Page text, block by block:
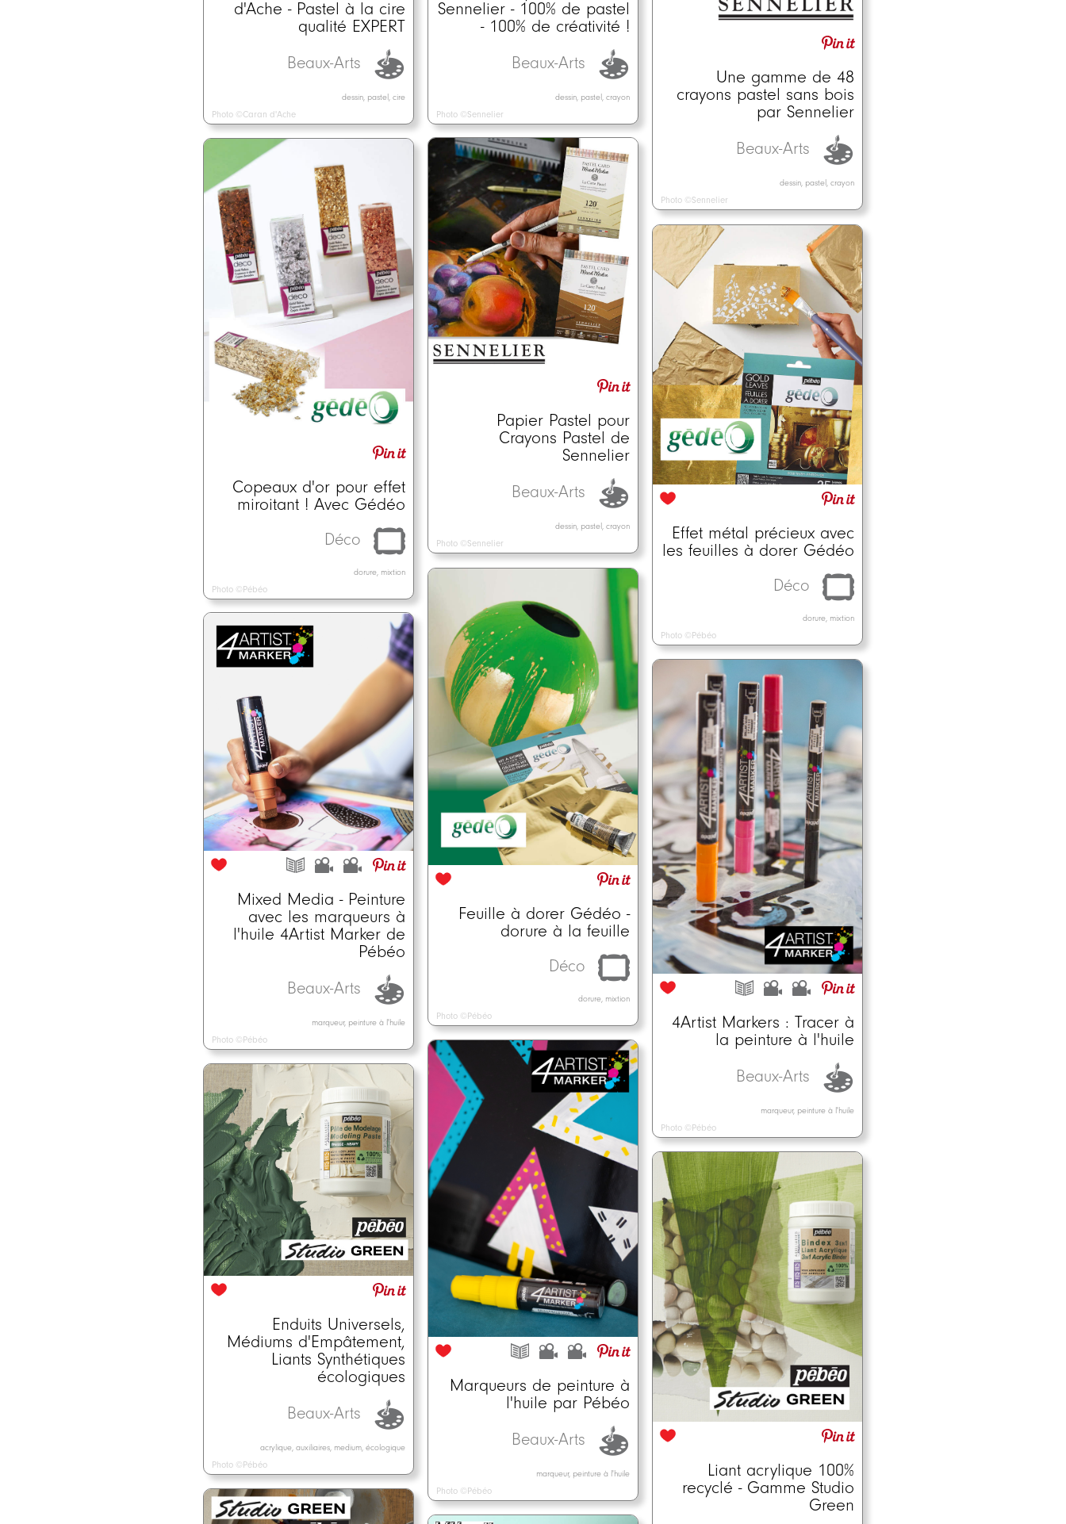
d'Ache - Pastel à la cire
qualité EXPERT
Beaux-Arts
dessin, pastel, cire
Photo ©Caran d'Ache
Sennelier - 100% de pastel
- 100% de créativité !
Beaux-Arts
dessin, pastel, crayon
Photo ©Sennelier
Une gamme de 48
crayons pastel sans bois
par Sennelier
Beaux-Arts
dessin, pastel, crayon
Photo ©Sennelier
Papier Pastel pour
Crayons Pastel de
Sennelier
Beaux-Arts
dessin, pastel, crayon
Photo ©Sennelier
Copeaux d'or pour effet
miroitant ! Avec Gédéo
Déco
dorure, mixtion
Photo ©Pébéo
Effet métal précieux avec
les feuilles à dorer Gédéo
Déco
dorure, mixtion
Photo ©Pébéo
Feuille à dorer Gédéo -
dorure à la feuille
Déco
dorure, mixtion
Photo ©Pébéo
Mixed Media - Peinture
avec les marqueurs à
l'huile 4Artist Marker de
Pébéo
Beaux-Arts
marqueur, peinture à l'huile
Photo ©Pébéo
4Artist Markers : Tracer à
la peinture à l'huile
Beaux-Arts
marqueur, peinture à l'huile
Photo ©Pébéo
Marqueurs de peinture à
l'huile par Pébéo
Beaux-Arts
marqueur, peinture à l'huile
Photo ©Pébéo
Enduits Universels,
Médiums d'Empâtement,
Liants Synthétiques
écologiques
Beaux-Arts
acrylique, auxiliaires, medium, écologique
Photo ©Pébéo
Liant acrylique 100%
recyclé - Gamme Studio
Green